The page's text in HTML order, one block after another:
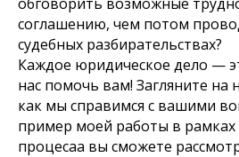
соглашению, чем потом
судебных разбирательствах?
Каждое юридическое дело —
нас помочь вам! Загляните на
как мы справимся с вашими
пример моей работы в рамках
процесаа вы сможете